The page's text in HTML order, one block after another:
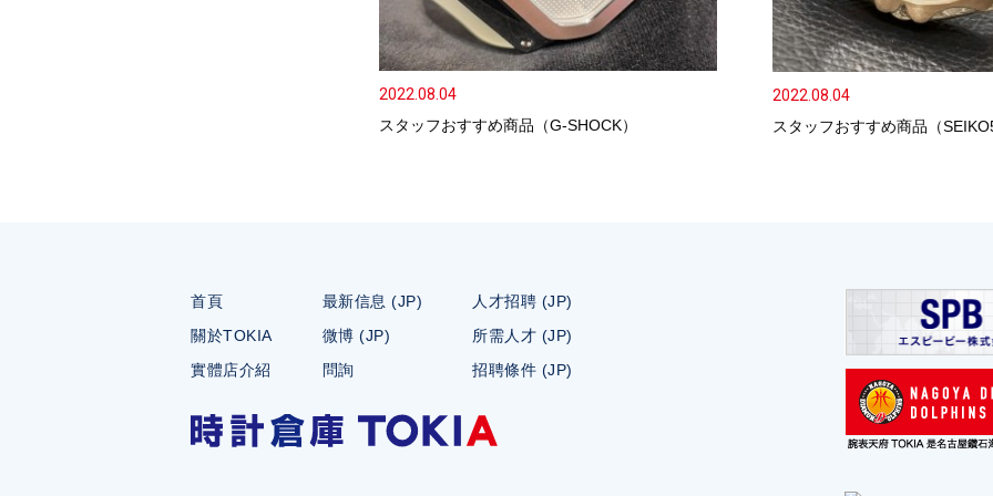
2022.08.04
スタッフおすすめ商品（G-SHOCK）
2022.08.04
スタッフおすすめ商品（
首頁
關於TOKIA
實體店介紹
最新信息 (JP)
微博 (JP)
問詢
人才招聘 (JP)
所需人才 (JP)
招聘條件 (JP)